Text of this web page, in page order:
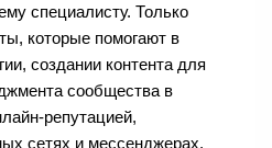
специалисту. Только
которые помогают в
создании контента для
сообщества в
репутацией,
сетях и мессенджерах.